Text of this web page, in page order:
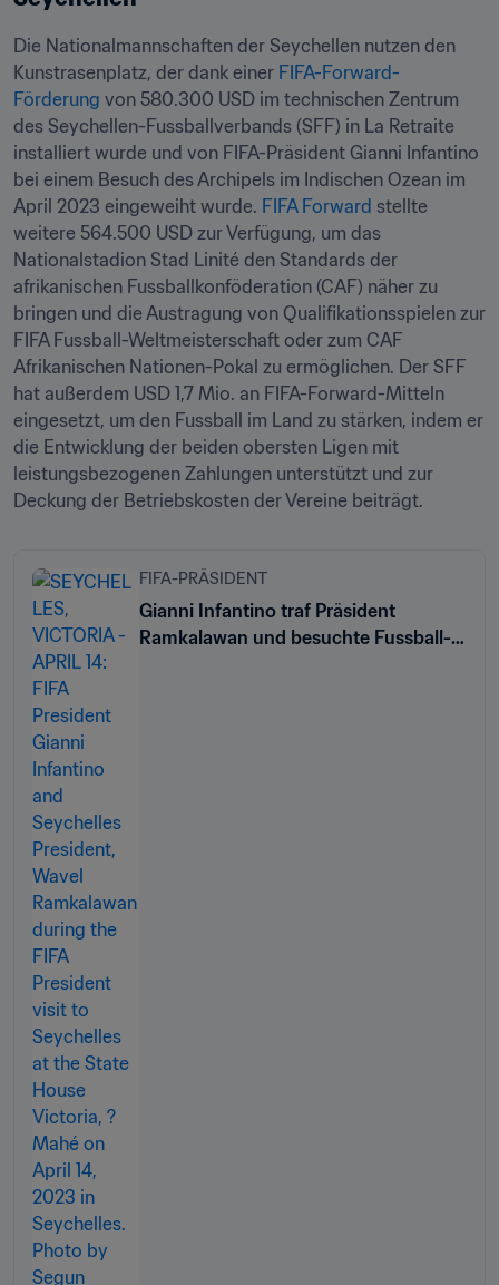
Die Nationalmannschaften der Seychellen nutzen den
Kunstrasenplatz, der dank einer FIFA-Forward-
Förderung von 580.300 USD im technischen Zentrum
des Seychellen-Fussballverbands (SFF) in La Retraite
installiert wurde und von FIFA-Präsident Gianni Infantino
bei einem Besuch des Archipels im Indischen Ozean im
April 2023 eingeweiht wurde. FIFA Forward stellte
weitere 564.500 USD zur Verfügung, um das
Nationalstadion Stad Linité den Standards der
afrikanischen Fussballkonföderation (CAF) näher zu
bringen und die Austragung von Qualifikationsspielen zur
FIFA Fussball-Weltmeisterschaft oder zum CAF
Afrikanischen Nationen-Pokal zu ermöglichen. Der SFF
hat außerdem USD 1,7 Mio. an FIFA-Forward-Mitteln
eingesetzt, um den Fussball im Land zu stärken, indem er
die Entwicklung der beiden obersten Ligen mit
leistungsbezogenen Zahlungen unterstützt und zur
Deckung der Betriebskosten der Vereine beiträgt.
FIFA-PRÄSIDENT
Gianni Infantino traf Präsident
Ramkalawan und besuchte Fussball-